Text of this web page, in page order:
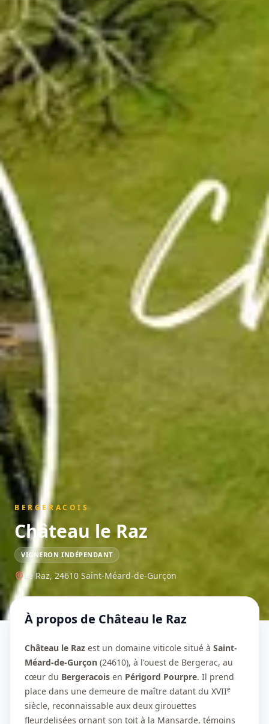
BERGERACOIS
Château le Raz
VIGNERON INDÉPENDANT
Le Raz, 24610 Saint-Méard-de-Gurçon
À propos de Château le Raz
Château le Raz est un domaine viticole situé à Saint-
Méard-de-Gurçon (24610), à l'ouest de Bergerac, au
cœur du Bergeracois en Périgord Pourpre. Il prend
place dans une demeure de maître datant du XVIIe
siècle, reconnaissable aux deux girouettes
fleurdelisées ornant son toit à la Mansarde, témoins